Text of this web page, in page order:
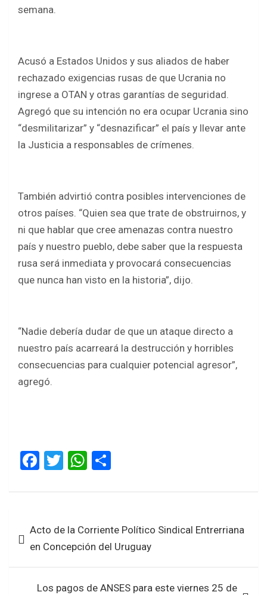
semana.
Acusó a Estados Unidos y sus aliados de haber
rechazado exigencias rusas de que Ucrania no
ingrese a OTAN y otras garantías de seguridad.
Agregó que su intención no era ocupar Ucrania sino
“desmilitarizar” y “desnazificar” el país y llevar ante
la Justicia a responsables de crímenes.
También advirtió contra posibles intervenciones de
otros países. “Quien sea que trate de obstruirnos, y
ni que hablar que cree amenazas contra nuestro
país y nuestro pueblo, debe saber que la respuesta
rusa será inmediata y provocará consecuencias
que nunca han visto en la historia”, dijo.
“Nadie debería dudar de que un ataque directo a
nuestro país acarreará la destrucción y horribles
consecuencias para cualquier potencial agresor”,
agregó.
F
ce
o
o
k
T
tt
W
at
A
p
p
ar
de Acto de la Corriente Político Sindical Entrerriana
en Concepción del Uruguay
Los pagos de ANSES para este viernes 25 de